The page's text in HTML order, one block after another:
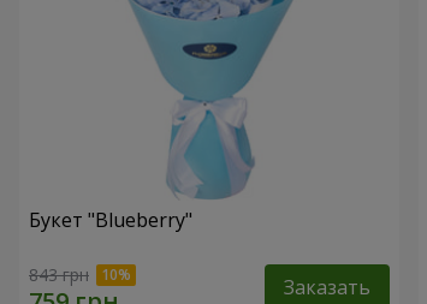
Букет "Blueberry"
843 грн Заказать